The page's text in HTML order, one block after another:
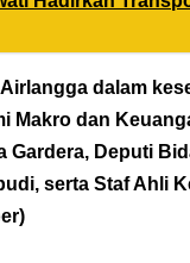
dalam
Makro dan
Gardera, Deputi
serta Staf Ahli
)